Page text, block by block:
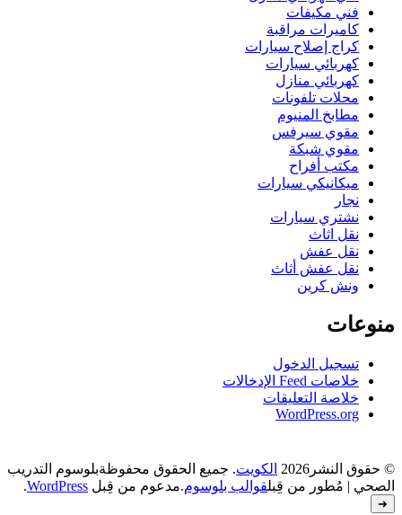
فني مكيفات
كاميرات مراقبة
كراج إصلاح سيارات
كهربائي سيارات
كهربائي منازل
محلات تلفونات
مطابخ المنيوم
مقوي سيرفس
مقوي شبكة
مكتب أفراح
ميكانيكي سيارات
نجار
نشتري سيارات
نقل اثاث
نقل عفش
نقل عفش أثاث
ونش كرين
منوعات
تسجيل الدخول
خلاصات Feed الإدخالات
خلاصة التعليقات
WordPress.org
than
forty
© حقوق النشر2026 الكويت. جميع الحقوق محفوظةبلوسوم التدريب
الصحي | مُطور من قِبلقوالب بلوسوم.مدعوم من قِبل WordPress
.
➜